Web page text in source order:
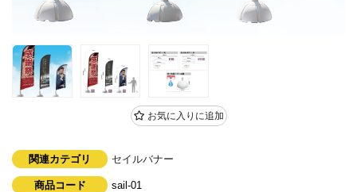
お気に入りに追加
関連カテゴリ セイルバナー
商品コード sail-01